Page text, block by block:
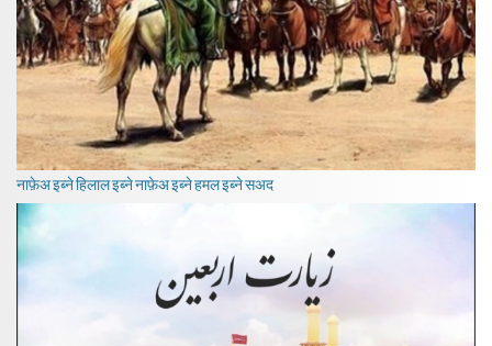
नाफ़ेअ इब्ने हिलाल इब्ने नाफ़ेअ इब्ने हमल इब्ने सअद